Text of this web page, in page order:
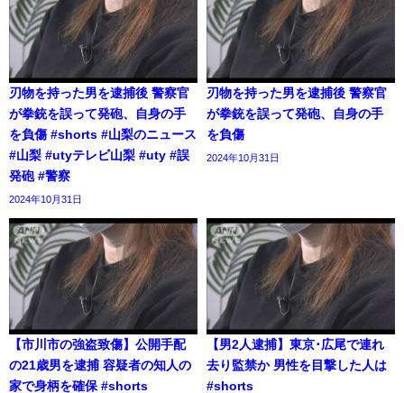
刃物を持った男を逮捕後 警察官
が拳銃を誤って発砲、自身の手
を負傷 #shorts #山梨のニュース
#山梨 #utyテレビ山梨 #uty #誤
発砲 #警察
2024年10月31日
刃物を持った男を逮捕後 警察官
が拳銃を誤って発砲、自身の手
を負傷
2024年10月31日
【市川市の強盗致傷】公開手配
の21歳男を逮捕 容疑者の知人の
家で身柄を確保 #shorts
【男2人逮捕】東京･広尾で連れ
去り監禁か 男性を目撃した人は
#shorts